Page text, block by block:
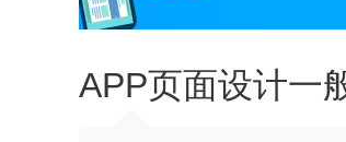
APP页面设计一